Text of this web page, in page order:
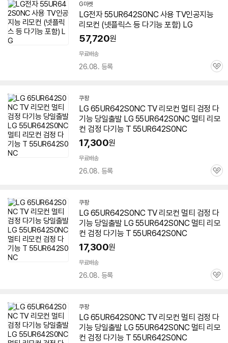
G마켓
LG전자55UR642S0NC사용 TV인공지능
리모컨 (넷플릭스 등 다기능 포함) LG
57,720원
무료배송
26.08. 등록
관
쿠팡
LG 65UR642S0NC TV 리모컨 멀티 검정 다
기능 당일출발 LG 55UR642S0NC멀티 리모
컨 검정 다기능 T 55UR642S0NC
17,300원
무료배송
26.08. 등록
관
쿠팡
LG 65UR642S0NC TV 리모컨 멀티 검정 다
기능 당일출발 LG 55UR642S0NC멀티 리모
컨 검정 다기능 T 55UR642S0NC
17,300원
무료배송
26.08. 등록
관
쿠팡
LG 65UR642S0NC TV 리모컨 멀티 검정 다
기능 당일출발 LG 55UR642S0NC멀티 리모
컨 검정 다기능 T 55UR642S0NC